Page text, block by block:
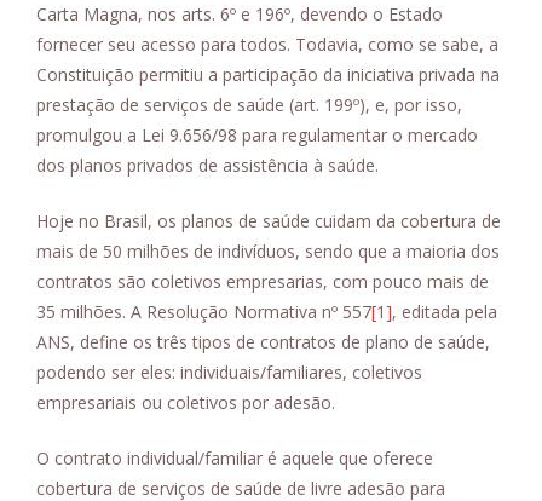
Carta Magna, nos arts. 6º e 196º, devendo o Estado
fornecer seu acesso para todos. Todavia, como se sabe, a
Constituição permitiu a participação da iniciativa privada na
prestação de serviços de saúde (art. 199º), e, por isso,
promulgou a Lei 9.656/98 para regulamentar o mercado
dos planos privados de assistência à saúde.
Hoje no Brasil, os planos de saúde cuidam da cobertura de
mais de 50 milhões de indivíduos, sendo que a maioria dos
contratos são coletivos empresarias, com pouco mais de
35 milhões. A Resolução Normativa nº 557[1], editada pela
ANS, define os três tipos de contratos de plano de saúde,
podendo ser eles: individuais/familiares, coletivos
empresariais ou coletivos por adesão.
O contrato individual/familiar é aquele que oferece
cobertura de serviços de saúde de livre adesão para